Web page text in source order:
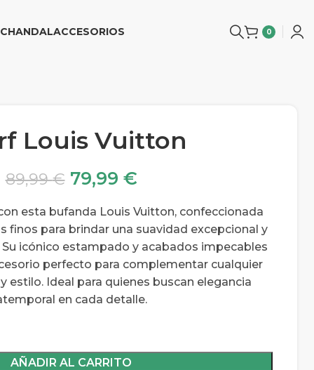
CHANDALACCESORIOS 0
Louis Vuitton
89,99€ 79,99 €
esta bufanda Louis Vuitton, confeccionada
finos para brindar una suavidad excepcional y
icónico estampado y acabados impecables
perfecto para complementar cualquier
estilo. Ideal para quienes buscan elegancia
en cada detalle.
AÑADIR AL CARRITO